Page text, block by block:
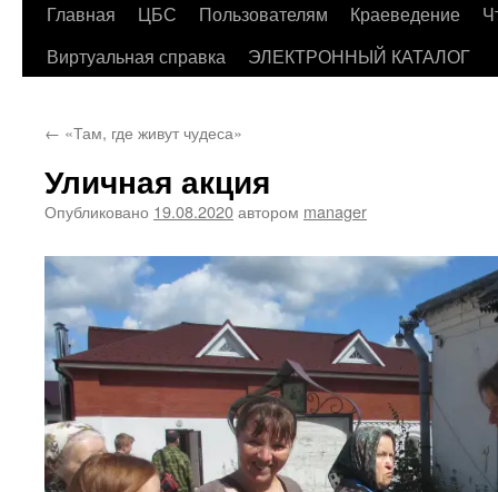
Перейти
Главная ЦБС Пользователям Краеведение
Виртуальная справка
ЭЛЕКТРОННЫЙ КАТАЛОГ
← «Там, где живут чудеса»
Уличная акция
Опубликовано 19.08.2020автором manager